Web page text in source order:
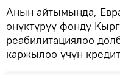
Анын айтымында,
өнүктүрүү фонду
реабилитациялоо
каржылоо үчүн